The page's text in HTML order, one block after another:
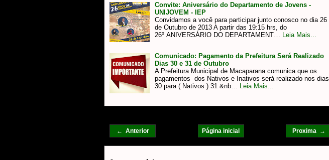
Convite: Aniversário do Departamento de Jovens -
UNIJOVEM - IEP
Convidamos a você para participar junto conosco no dia 26
de Outubro de 2013 A partir das 19:15 hrs, do
26º ANIVERSÁRIO DO DEPARTAMENT…
Leia Mais...
Comunicado: Pagamento da Prefeitura Será Realizado
Dias 30 e 31 de Outubro
A Prefeitura Municipal de Macaparana comunica que os
pagamentos dos Nativos e Inativos será realizado nos dias
30 para ( Nativos ) 31 &nb…
Leia Mais...
← Anterior Proxima →
Página inicial